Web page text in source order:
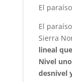
El
El
Sierra
lineal
Nivel
desnivel